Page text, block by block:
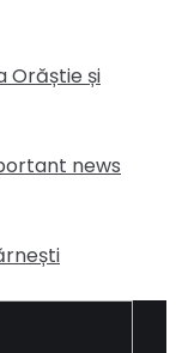
Orăștie și
news